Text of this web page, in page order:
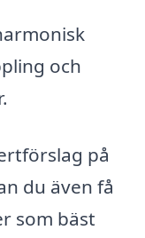
och
på
du även få
som bäst